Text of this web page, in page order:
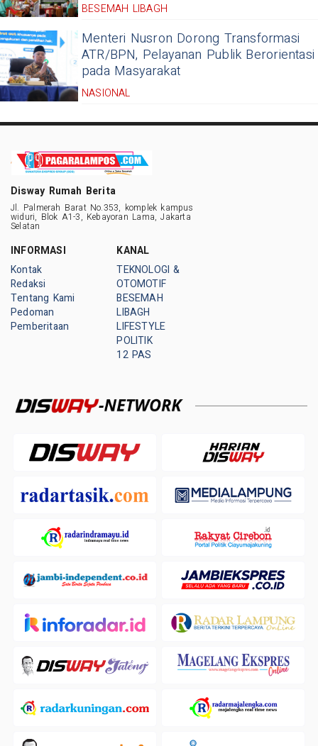
BESEMAH LIBAGH
Menteri Nusron Dorong Transformasi
ATR/BPN, Pelayanan Publik Berorientasi
pada Masyarakat
NASIONAL
Disway Rumah Berita
Jl. Palmerah Barat No.353, komplek kampus
widuri, Blok A1-3, Kebayoran Lama, Jakarta
Selatan
INFORMASI
Kontak
Redaksi
Tentang Kami
Pedoman
Pemberitaan
KANAL
TEKNOLOGI &
OTOMOTIF
BESEMAH
LIBAGH
LIFESTYLE
POLITIK
12 PAS